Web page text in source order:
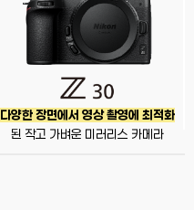
다양한 장면에서 영상 촬영에 최적화
된 작고 가벼운 미러리스 카메라